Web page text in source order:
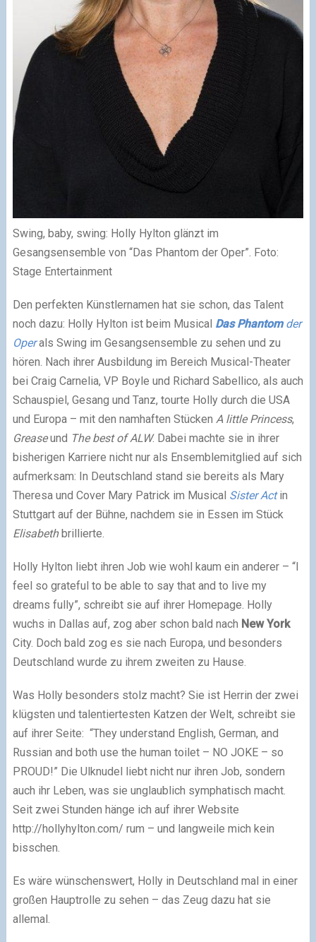
Swing, baby, swing: Holly Hylton glänzt im
Gesangsensemble von “Das Phantom der Oper”. Foto:
Stage Entertainment
Den perfekten Künstlernamen hat sie schon, das Talent
noch dazu: Holly Hylton ist beim Musical Das Phantomder
Operals Swing im Gesangsensemble zu sehen und zu
hören. Nach ihrer Ausbildung im Bereich Musical-Theater
bei Craig Carnelia, VP Boyle und Richard Sabellico, als auch
Schauspiel, Gesang und Tanz, tourte Holly durch die USA
und Europa – mit den namhaften Stücken A little Princess,
Greaseund The best of ALW. Dabei machte sie in ihrer
bisherigen Karriere nicht nur als Ensemblemitglied auf sich
aufmerksam: In Deutschland stand sie bereits als Mary
Theresa und Cover Mary Patrick im Musical Sister Actin
Stuttgart auf der Bühne, nachdem sie in Essen im Stück
Elisabethbrillierte.
Holly Hylton liebt ihren Job wie wohl kaum ein anderer – “I
feel so grateful to be able to say that and to live my
dreams fully”, schreibt sie auf ihrer Homepage. Holly
wuchs in Dallas auf, zog aber schon bald nach New York
City. Doch bald zog es sie nach Europa, und besonders
Deutschland wurde zu ihrem zweiten zu Hause.
Was Holly besonders stolz macht? Sie ist Herrin der zwei
klügsten und talentiertesten Katzen der Welt, schreibt sie
auf ihrer Seite: “They understand English, German, and
Russian and both use the human toilet – NO JOKE – so
PROUD!” Die Ulknudel liebt nicht nur ihren Job, sondern
auch ihr Leben, was sie unglaublich symphatisch macht.
Seit zwei Stunden hänge ich auf ihrer Website
http://hollyhylton.com/ rum – und langweile mich kein
bisschen.
Es wäre wünschenswert, Holly in Deutschland mal in einer
großen Hauptrolle zu sehen – das Zeug dazu hat sie
allemal.